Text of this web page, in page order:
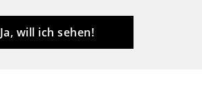
Ja, will ich sehen!